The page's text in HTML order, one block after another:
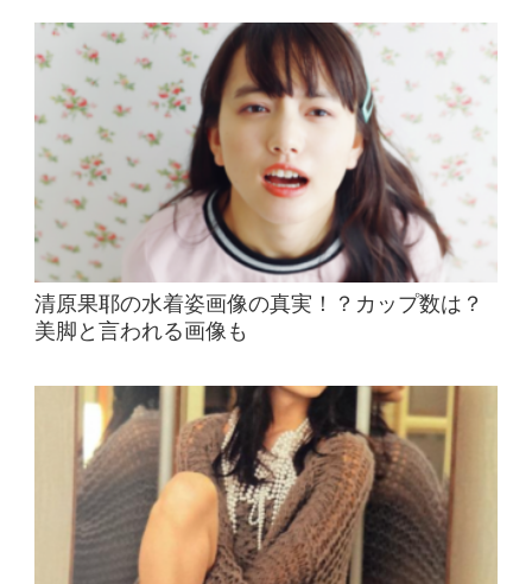
清原果耶の水着姿画像の真実！？カップ数は？
美脚と言われる画像も